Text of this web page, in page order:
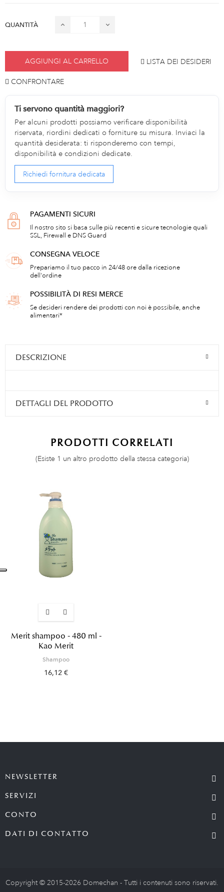
QUANTITÀ
AGGIUNGI AL CARRELLO LISTA DEI DESIDERI
CONFRONTARE
Ti servono quantità maggiori?
Per alcuni prodotti possiamo verificare disponibilità
riservata, riordini dedicati o forniture su misura. Inviaci la
quantità desiderata: ti risponderemo con tempi,
disponibilità e condizioni dedicate.
Richiedi fornitura dedicata
PAGAMENTI SICURI
Il nostro sito si basa sulle più recenti e sicure tecnologie quali
SSL, Firewall e DNS Guard
CONSEGNA VELOCE
Prepariamo il tuo pacco in 24/48 ore dalla ricezione
dell'ordine
POSSIBILITÀ DI RESI MERCE
Se desideri rendere dei prodotti con noi è possibile, anche
alimentari*
DESCRIZIONE
DETTAGLI DEL PRODOTTO
PRODOTTI CORRELATI
(Esiste 1 un altro prodotto della stessa categoria)
Merit shampoo - 480 ml -
Kao Merit
Shampoo
16,12 €
NEWSLETTER
SERVIZI
CONTO
DATI DI CONTATTO
Copyright © 2015-2026 Domechan - Tutti i contenuti sono riservati.